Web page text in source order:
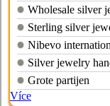
Wholesale silver
Sterling silver
Nibevo
Silver jewelry
Grote partijen
Více